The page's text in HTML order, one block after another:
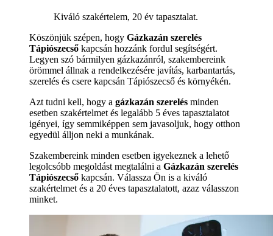
Kiváló szakértelem, 20 év tapasztalat.
Köszönjük szépen, hogy Gázkazán szerelés
Tápiószecső kapcsán hozzánk fordul segítségért.
Legyen szó bármilyen gázkazánról, szakembereink
örömmel állnak a rendelkezésére javítás, karbantartás,
szerelés és csere kapcsán Tápiószecső és környékén.
Azt tudni kell, hogy a gázkazán szerelés minden
esetben szakértelmet és legalább 5 éves tapasztalatot
igényei, így semmiképpen sem javasoljuk, hogy otthon
egyedül álljon neki a munkának.
Szakembereink minden esetben igyekeznek a lehető
legolcsóbb megoldást megtalálni a Gázkazán szerelés
Tápiószecső kapcsán. Válassza Ön is a kiváló
szakértelmet és a 20 éves tapasztalatott, azaz válasszon
minket.